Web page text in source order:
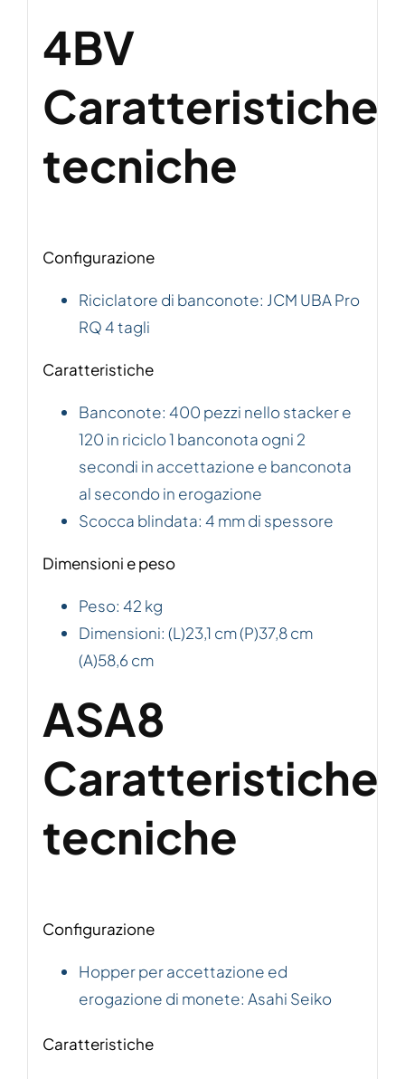
4BV
Caratteristiche
tecniche
Configurazione
Riciclatore di banconote: JCM UBA Pro
RQ 4 tagli
Caratteristiche
Banconote: 400 pezzi nello stacker e
120 in riciclo 1 banconota ogni 2
secondi in accettazione e banconota
al secondo in erogazione
Scocca blindata: 4 mm di spessore
Dimensioni e peso
Peso: 42 kg
Dimensioni: (L)23,1 cm (P)37,8 cm
(A)58,6 cm
ASA8
Caratteristiche
tecniche
Configurazione
Hopper per accettazione ed
erogazione di monete: Asahi Seiko
Caratteristiche